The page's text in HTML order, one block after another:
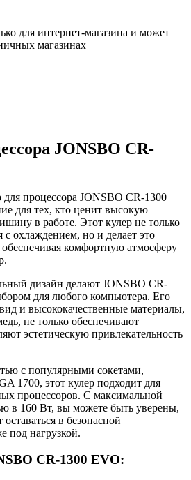
для интернет-магазина и может
магазинах
JONSBO CR-
для процессора JONSBO CR-1300
для тех, кто ценит высокую
в работе. Этот кулер не только
с охлаждением, но и делает это
комфортную атмосферу
дизайн делают JONSBO CR-
для любого компьютера. Его
и высококачественные материалы,
не только обеспечивают
эстетическую привлекательность
с популярными сокетами,
1700, этот кулер подходит для
процессоров. С максимальной
в 160 Вт, вы можете быть уверены,
в безопасной
под нагрузкой.
CR-1300 EVO: